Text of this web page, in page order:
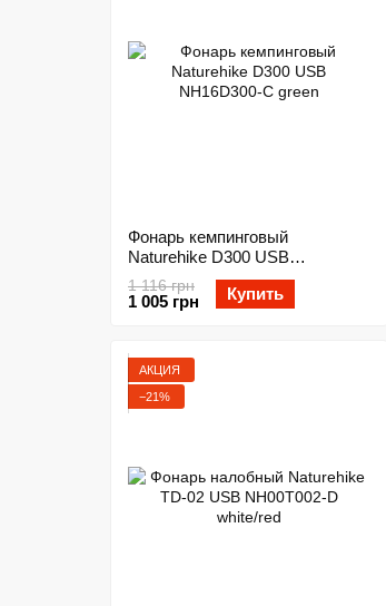
Фонарь кемпинговый
Naturehike D300 USB
NH16D300-C green
1 116 грн
1 005 грн Купить
АКЦИЯ
−21%